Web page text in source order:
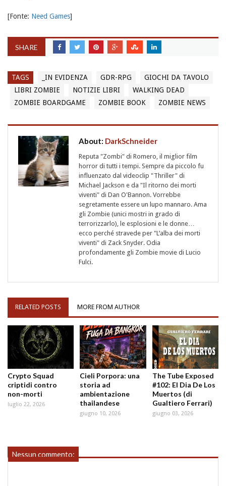
[Fonte: Need Games]
SHARE
TAGS _IN EVIDENZA GDR-RPG
GIOCHI DA TAVOLO
LIBRI ZOMBIE
NOTIZIE LIBRI
WALKING DEAD
ZOMBIE BOARDGAME
ZOMBIE BOOK ZOMBIE NEWS
About: DarkSchneider
Reputa "Zombi" di Romero, il miglior film
horror di tutti i tempi. Sempre da piccolo fu
influenzato dal videoclip "Thriller" di
Michael Jackson e da "Il ritorno dei morti
viventi" di Dan O'Bannon. Vorrebbe
segretamente essere un lupo mannaro. Ama
gli Zombie (unici mostri in grado di
terrorizzarlo), le esplosioni e le donne…
ecco perché stravede per "L’alba dei morti
viventi" di Zack Snyder. Odia
profondamente gli Zombie movie di Lucio
Fulci.
RELATED POSTS MORE FROM AUTHOR
Crypto Squad
criptidi contro
non-morti
luglio 22, 2026
Cieli Porpora: una
storia ad
ambientazione
thailandese
giugno 10, 2026
The Tube Exposed
#102: El Dia De Los
Muertos (di
Gualtiero Ferrari)
giugno 03, 2026
Nessun commento: